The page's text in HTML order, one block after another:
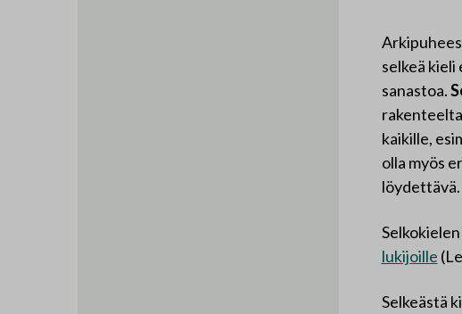
selkeä kieli
sanastoa.
kaikille,
olla myös
löydettävä.
lukijoille
Selkeästä